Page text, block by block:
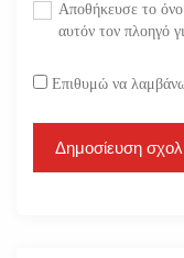
Αποθήκευσε το
αυτόν τον πλοηγό
Επιθυμώ να